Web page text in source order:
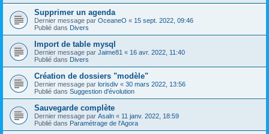
Supprimer un agenda
Dernier message par OceaneO « 15 sept. 2022, 09:46
Publié dans Divers
Import de table mysql
Dernier message par Jaime81 « 16 avr. 2022, 11:40
Publié dans Divers
Création de dossiers "modèle"
Dernier message par lorisdiv « 30 mars 2022, 13:56
Publié dans Suggestion d'évolution
Sauvegarde complète
Dernier message par Asaln « 11 janv. 2022, 18:59
Publié dans Paramétrage de l'Agora